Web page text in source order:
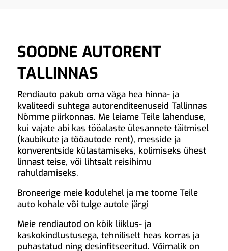
SOODNE AUTORENT
TALLINNAS
Rendiauto pakub oma väga hea hinna- ja
kvaliteedi suhtega autorenditeenuseid Tallinnas
Nõmme piirkonnas. Me leiame Teile lahenduse,
kui vajate abi kas tööalaste ülesannete täitmisel
(kaubikute ja tööautode rent), messide ja
konverentside külastamiseks, kolimiseks ühest
linnast teise, või lihtsalt reisihimu
rahuldamiseks.
Broneerige meie kodulehel ja me toome Teile
auto kohale või tulge autole järgi
Meie rendiautod on kõik liiklus- ja
kaskokindlustusega, tehniliselt heas korras ja
puhastatud ning desinfitseeritud. Võimalik on